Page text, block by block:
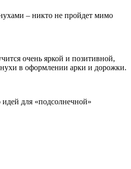
– никто не пройдет мимо
очень яркой и позитивной,
в оформлении арки и дорожки.
для «подсолнечной»